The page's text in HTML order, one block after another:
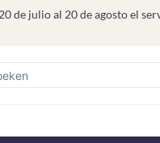
de julio al 20 de agosto el